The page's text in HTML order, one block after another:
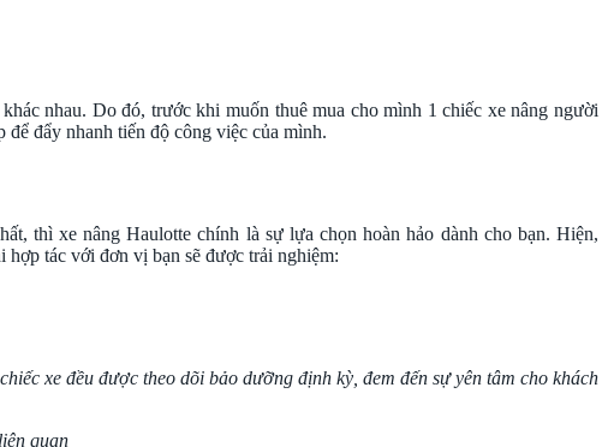
nhau. Do đó, trước khi muốn thuê mua cho mình 1 chiếc xe nâng người
đẩy nhanh tiến độ công việc của mình.
thì xe nâng Haulotte chính là sự lựa chọn hoàn hảo dành cho bạn. Hiện,
tác với đơn vị bạn sẽ được trải nghiệm:
xe đều được theo dõi bảo dưỡng định kỳ, đem đến sự yên tâm cho khách
quan